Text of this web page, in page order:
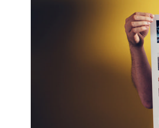
Ваш регион доставки
Выберите из списка:
10х15
13х18
15х15
15х20
20х20
20х30
30х30
30х40
А4